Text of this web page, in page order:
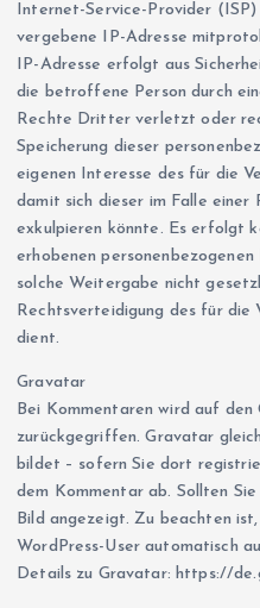
Internet-Service-Provider
vergebene IP-Adresse
IP-Adresse erfolgt aus
die betroffene Person durch
Rechte Dritter verletzt oder
Speicherung dieser
eigenen Interesse des für die
damit sich dieser im Falle
exkulpieren könnte. Es erfolgt
erhobenen
solche Weitergabe nicht
Rechtsverteidigung des für die
dient.
Gravatar
Bei Kommentaren wird auf
zurückgegriffen. Gravatar
bildet – sofern Sie dort
dem Kommentar ab. Sollten
Bild angezeigt. Zu beachten
WordPress-User automatisch
Details zu Gravatar: https://